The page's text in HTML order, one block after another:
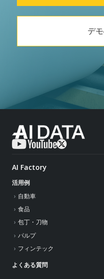
デ
AI Factory
活用例
自動車
食品
包丁・刀物
パルプ
フィンテック
よくある質問